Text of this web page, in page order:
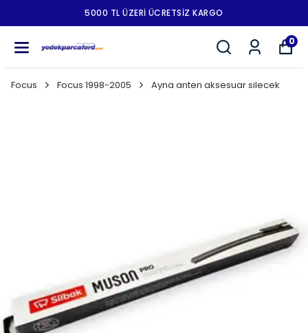
5000 TL ÜZERI ÜCRETSIZ KARGO
0
Focus Focus 1998-2005 Ayna anten aksesuar silecek